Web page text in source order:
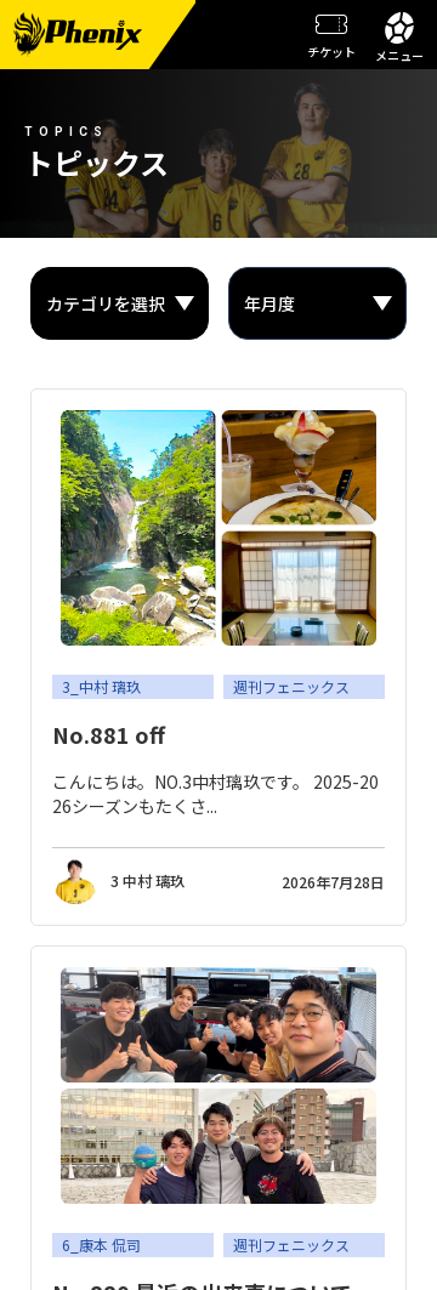
チケット メニュー
応援メッセージ・お問い合わせ
メンバー紹介
試合日程・結果
週刊フェニックス
観戦ガイド
スクール
チケット
サイトのご利用について
個人情報保護方針
サイトマップ
TOPICS
トピックス
3_中村 璃玖 週刊フェニックス
No.881 off
こんにちは。NO.3中村璃玖です。 2025-20
26シーズンもたくさ...
3 中村 璃玖 2026年7月28日
6_康本 侃司 週刊フェニックス